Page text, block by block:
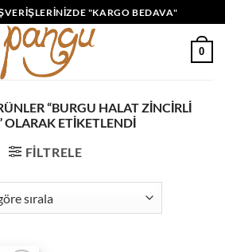
"KARGO BEDAVA"
0
“BURGU HALAT ZINCIRLI
OLARAK ETIKETLENDI
FILTRELE